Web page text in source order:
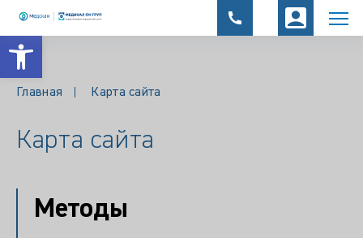
Открыть панель инструментов
Главная Карта сайта
Карта сайта
Методы